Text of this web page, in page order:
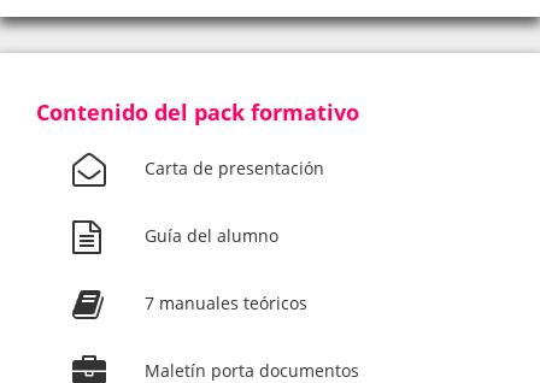
Contenido del pack formativo
Carta de presentación
Guía del alumno
7 manuales teóricos
Maletín porta documentos